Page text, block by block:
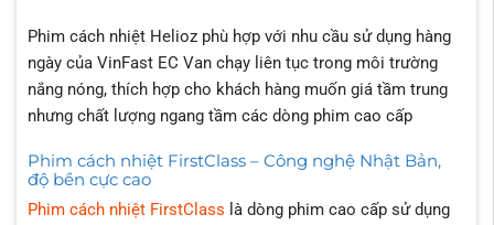
Phim cách nhiệt Helioz phù hợp với nhu cầu sử dụng hàng
ngày của VinFast EC Van chạy liên tục trong môi trường
nắng nóng, thích hợp cho khách hàng muốn giá tầm trung
nhưng chất lượng ngang tầm các dòng phim cao cấp
Phim cách nhiệt FirstClass – Công nghệ Nhật Bản,
độ bền cực cao
Phim cách nhiệt FirstClass là dòng phim cao cấp sử dụng